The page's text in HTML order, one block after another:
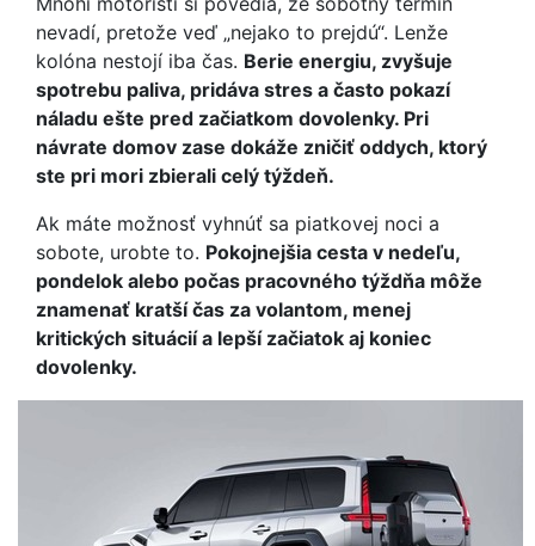
nevadí, pretože veď „nejako to prejdú“. Lenže
kolóna nestojí iba čas. Berie energiu, zvyšuje
spotrebu paliva, pridáva stres a často pokazí
náladu ešte pred začiatkom dovolenky. Pri
návrate domov zase dokáže zničiť oddych, ktorý
ste pri mori zbierali celý týždeň.
Ak máte možnosť vyhnúť sa piatkovej noci a
sobote, urobte to. Pokojnejšia cesta v nedeľu,
pondelok alebo počas pracovného týždňa môže
znamenať kratší čas za volantom, menej
kritických situácií a lepší začiatok aj koniec
dovolenky.